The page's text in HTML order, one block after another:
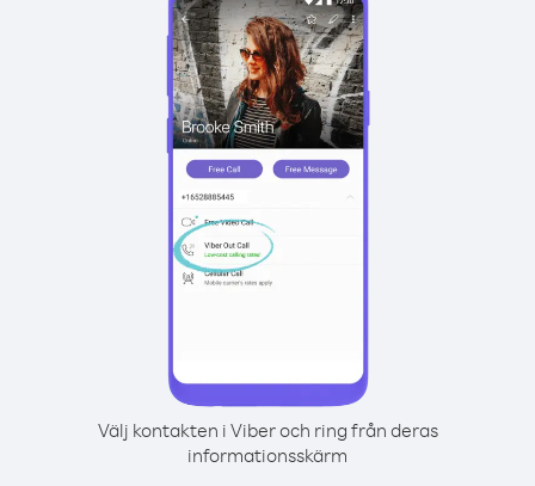
Välj kontakten i Viber och ring från deras
informationsskärm